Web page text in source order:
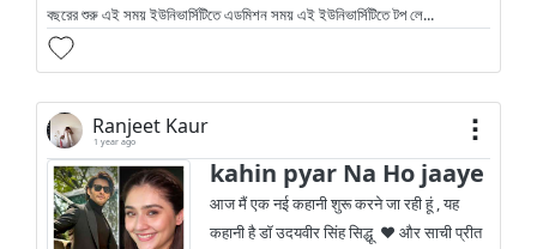
বছরের শুরু এই সময় ইউনিভার্সিটিতে এডমিশন সময় এই ইউনিভার্সিটিতে টপ লে...
Ranjeet Kaur
1 year ago
kahin pyar Na Ho jaaye
आज मैं एक नई कहानी शुरू करने जा रही हूं , यह
कहानी है डॉ उदयवीर सिंह सिद्धू ❤️ और साची प्रीत